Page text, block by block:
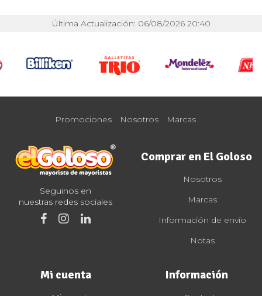
Última Actualización: 06/08/2026 20:40
Promociones Nosotros Marcas
Seguinos en
nuestras redes sociales
Comprar en El Goloso
Nosotros
Marcas
Información de envío
Notas
Mi cuenta Información